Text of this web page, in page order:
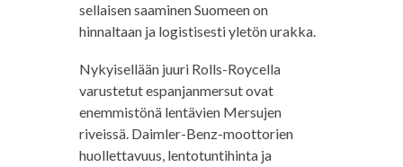
sellaisen saaminen Suomeen on
hinnaltaan ja logistisesti yletön urakka.
Nykyisellään juuri Rolls-Roycella
varustetut espanjanmersut ovat
enemmistönä lentävien Mersujen
riveissä. Daimler-Benz-moottorien
huollettavuus, lentotuntihinta ja